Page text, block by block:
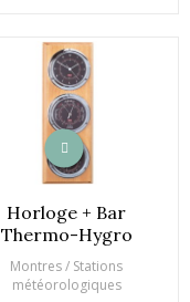
Horloge + Bar
Thermo-Hygro
Montres / Stations
météorologiques